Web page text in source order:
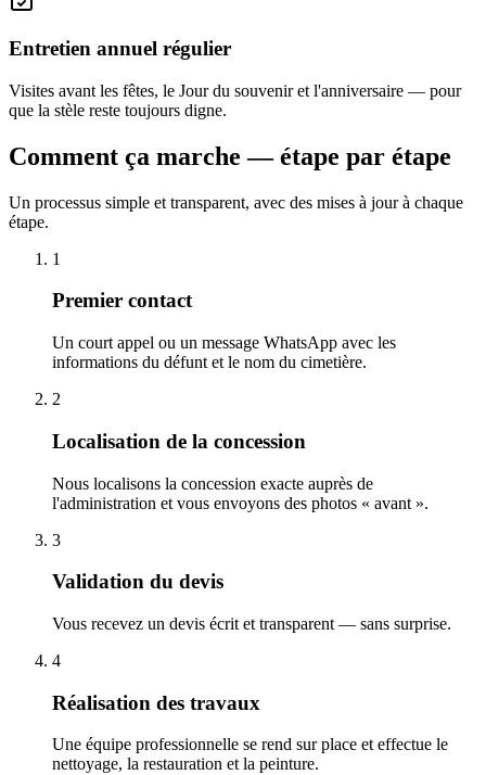
Entretien annuel régulier
Visites avant les fêtes, le Jour du souvenir et l'anniversaire — pour
que la stèle reste toujours digne.
Comment ça marche — étape par étape
Un processus simple et transparent, avec des mises à jour à chaque
étape.
1
Premier contact
Un court appel ou un message WhatsApp avec les
informations du défunt et le nom du cimetière.
2
Localisation de la concession
Nous localisons la concession exacte auprès de
l'administration et vous envoyons des photos « avant ».
3
Validation du devis
Vous recevez un devis écrit et transparent — sans surprise.
4
Réalisation des travaux
Une équipe professionnelle se rend sur place et effectue le
nettoyage, la restauration et la peinture.